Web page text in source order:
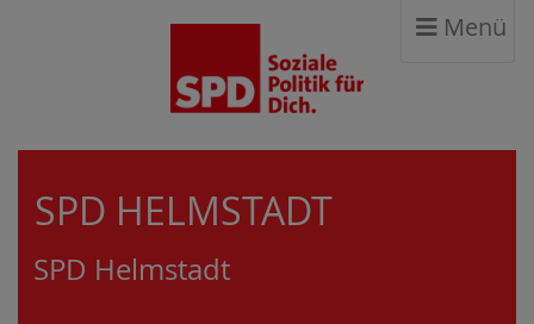
Menü
SPD HELMSTADT
SPD Helmstadt